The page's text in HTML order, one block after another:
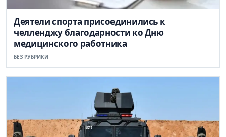
Деятели спорта присоединились к
челленджу благодарности ко Дню
медицинского работника
БЕЗ РУБРИКИ